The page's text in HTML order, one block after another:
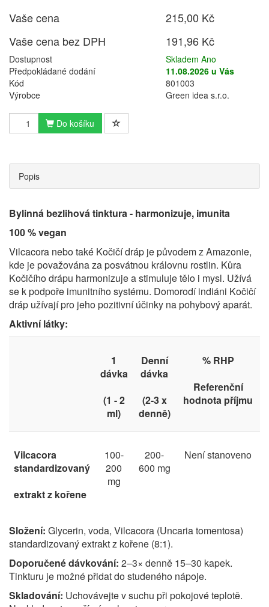
Vaše cena
215,00 Kč
Vaše cena bez DPH
191,96 Kč
Dostupnost
Skladem Ano
Předpokládané dodání
11.08.2026 u Vás
Kód
801003
Výrobce
Green idea s.r.o.
Do košíku
Popis
Bylinná bezlihová tinktura - harmonizuje, imunita
100 % vegan
Vilcacora nebo také Kočičí dráp je původem z Amazonie,
kde je považována za posvátnou královnu rostlin. Kůra
Kočičího drápu harmonizuje a stimuluje tělo i mysl. Užívá
se k podpoře imunitního systému. Domorodí indiáni Kočičí
dráp užívají pro jeho pozitivní účinky na pohybový aparát.
Aktivní látky:
1
dávka
(1 - 2
ml)
Denní
dávka
(2-3 x
denně)
% RHP
Referenční
hodnota příjmu
Vilcacora
standardizovaný
extrakt z kořene
100-
200
mg
200-
600 mg
Není stanoveno
Složení: Glycerin, voda, Vilcacora (Uncaria tomentosa)
standardizovaný extrakt z kořene (8:1).
Doporučené dávkování: 2–3× denně 15–30 kapek.
Tinkturu je možné přidat do studeného nápoje.
Skladování: Uchovávejte v suchu při pokojové teplotě.